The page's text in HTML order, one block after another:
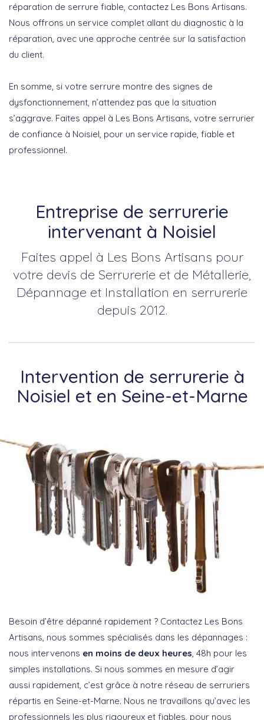
réparation de serrure fiable, contactez Les Bons Artisans.
Nous offrons un service complet allant du diagnostic à la
réparation, avec une approche centrée sur la satisfaction
du client.
En somme, si votre serrure montre des signes de
dysfonctionnement, n’attendez pas que la situation
s’aggrave. Faites appel à Les Bons Artisans, votre serrurier
de confiance à Noisiel, pour un service rapide, fiable et
professionnel.
Entreprise de serrurerie
intervenant à Noisiel
Faites appel à Les Bons Artisans pour
votre devis de Serrurerie et de Métallerie,
Dépannage et Installation en serrurerie
depuis 2012.
Intervention de serrurerie à
Noisiel et en Seine-et-Marne
Besoin d’être dépanné rapidement ? Contactez Les Bons
Artisans, nous sommes spécialisés dans les dépannages :
nous intervenons en moins de deux heures, 48h pour les
simples installations. Si nous sommes en mesure d’agir
aussi rapidement, c’est grâce à notre réseau de serruriers
répartis en Seine-et-Marne. Nous ne travaillons qu’avec les
professionnels les plus rigoureux et fiables, pour nous